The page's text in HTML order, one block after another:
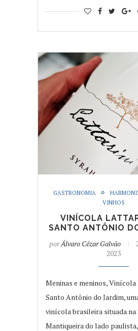
GASTRONOMIA
VINHOS
VINÍCOLA
SANTO ANTÔNIO
porÁlvaro Cézar Galvão
2023
Meninas e meninos,
Santo Antônio do Jardim,
vinícola brasileira situada na
Mantiqueira do lado